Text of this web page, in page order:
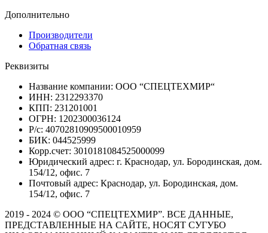
Дополнительно
Производители
Обратная связь
Реквизиты
Название компании: ООО “СПЕЦТЕХМИР“
ИНН: 2312293370
КПП: 231201001
ОГРН: 1202300036124
Р/с: 40702810909500010959
БИК: 044525999
Корр.счет: 3010181084525000099
Юридический адрес: г. Краснодар, ул. Бородинская, дом.
154/12, офис. 7
Почтовый адрес: Краснодар, ул. Бородинская, дом.
154/12, офис. 7
2019 - 2024 © ООО “СПЕЦТЕХМИР”. ВСЕ ДАННЫЕ,
ПРЕДСТАВЛЕННЫЕ НА САЙТЕ, НОСЯТ СУГУБО